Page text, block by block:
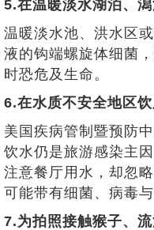
5.在温暖淡水湖泊、
温暖淡水池、洪水区
液的钩端螺旋体细菌
时恐危及生命。
6.在水质不安全地区
美国疾病管制暨预防
饮水仍是旅游感染主
注意餐厅用水，却忽
可能带有细菌、病毒与
7.为拍照接触猴子、